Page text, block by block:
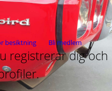
besiktning Bli medlem
registrerar dig och